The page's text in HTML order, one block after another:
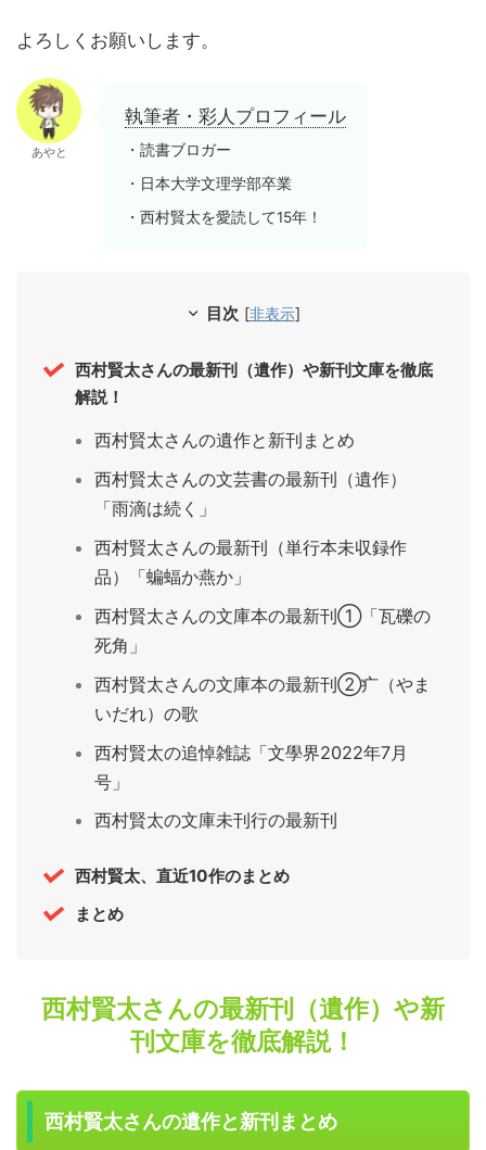
よろしくお願いします。
あやと
執筆者・彩人プロフィール
・読書ブロガー
・日本大学文理学部卒業
・西村賢太を愛読して15年！
目次 [非表示]
西村賢太さんの最新刊（遺作）や新刊文庫を徹底
解説！
西村賢太さんの遺作と新刊まとめ
西村賢太さんの文芸書の最新刊（遺作）
「雨滴は続く」
西村賢太さんの最新刊（単行本未収録作
品）「蝙蝠か燕か」
西村賢太さんの文庫本の最新刊①「瓦礫の
死角」
西村賢太さんの文庫本の最新刊②疒（やま
いだれ）の歌
西村賢太の追悼雑誌「文學界2022年7月
号」
西村賢太の文庫未刊行の最新刊
西村賢太、直近10作のまとめ
まとめ
西村賢太さんの最新刊（遺作）や新
刊文庫を徹底解説！
西村賢太さんの遺作と新刊まとめ